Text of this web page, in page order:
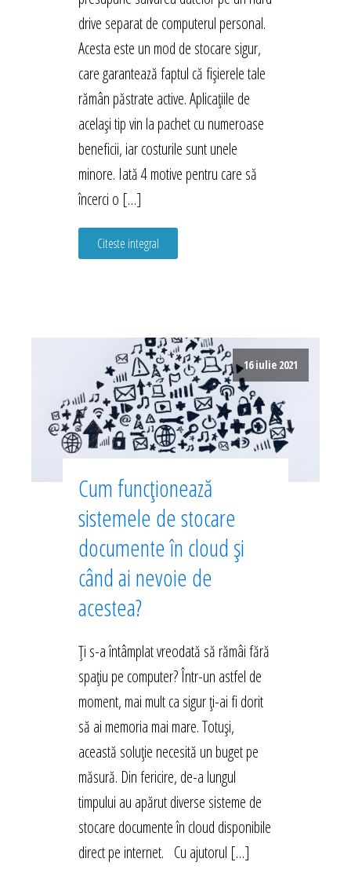
drive separat de computerul personal.
Acesta este un mod de stocare sigur,
care garantează faptul că fișierele tale
rămân păstrate active. Aplicațiile de
același tip vin la pachet cu numeroase
beneficii, iar costurile sunt unele
minore. Iată 4 motive pentru care să
încerci o […]
Citeste integral
16 iulie 2021
Cum funcționează
sistemele de stocare
documente în cloud și
când ai nevoie de
acestea?
Ți s-a întâmplat vreodată să rămâi fără
spațiu pe computer? Într-un astfel de
moment, mai mult ca sigur ți-ai fi dorit
să ai memoria mai mare. Totuși,
această soluție necesită un buget pe
măsură. Din fericire, de-a lungul
timpului au apărut diverse sisteme de
stocare documente în cloud disponibile
direct pe internet. Cu ajutorul […]